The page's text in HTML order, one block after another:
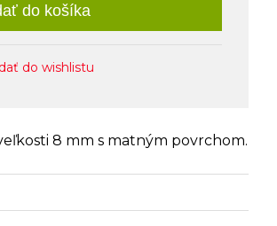
do košíka
do wishlistu
8 mm s matným povrchom.